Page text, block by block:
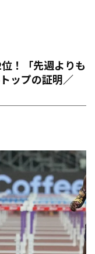
！「先週よりも
ップの証明／